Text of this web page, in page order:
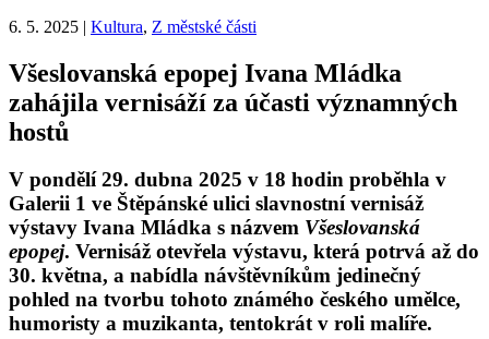
6. 5. 2025 | Kultura, Z městské části
Všeslovanská epopej Ivana Mládka
zahájila vernisáží za účasti významných
hostů
V pondělí 29. dubna 2025 v 18 hodin proběhla v
Galerii 1 ve Štěpánské ulici slavnostní vernisáž
výstavy Ivana Mládka s názvem Všeslovanská
epopej. Vernisáž otevřela výstavu, která potrvá až do
30. května, a nabídla návštěvníkům jedinečný
pohled na tvorbu tohoto známého českého umělce,
humoristy a muzikanta, tentokrát v roli malíře.